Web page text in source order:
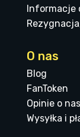
Informacje
O nas
Blog
FanToken
Opinie o nas
Wysyłka i